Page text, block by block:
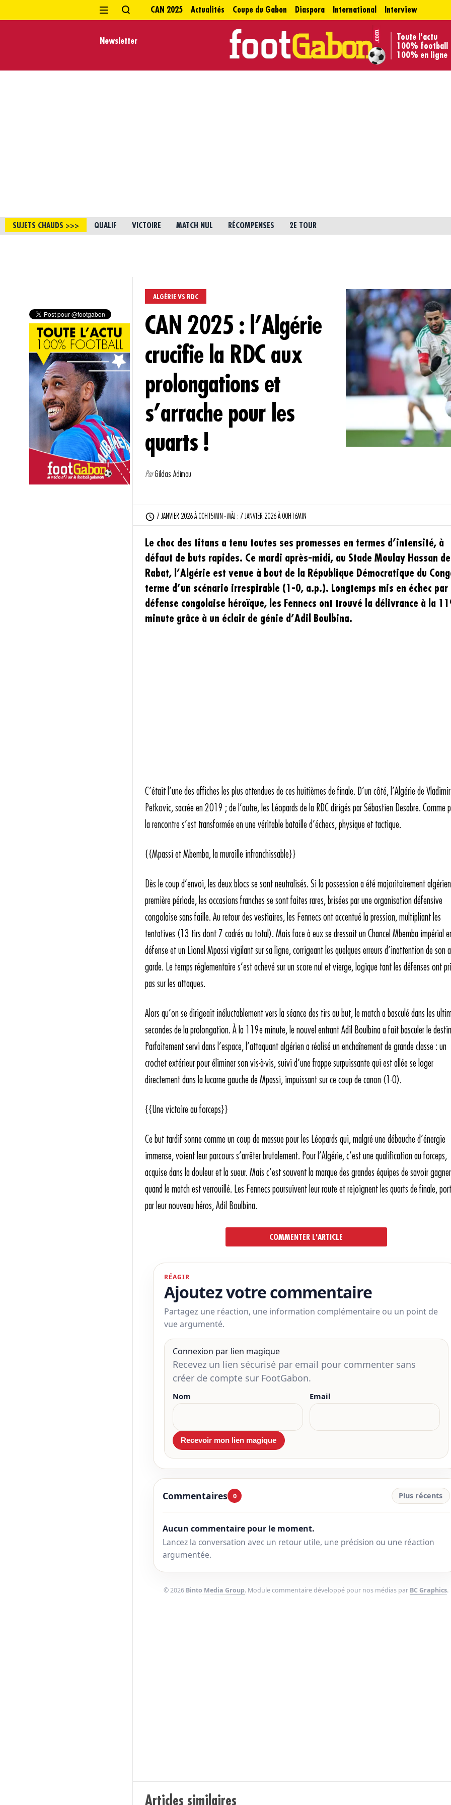
CAN 2025 Actualités Coupe du Gabon Diaspora International Interview
Newsletter
Toute l'actu
100% football
100% en ligne
SUJETS CHAUDS >>> QUALIF VICTOIRE MATCH NUL RÉCOMPENSES 2E TOUR
ALGÉRIE VS RDC
CAN 2025 : l’Algérie
crucifie la RDC aux
prolongations et
s’arrache pour les
quarts !
ParGildas Adimou
7 JANVIER 2026 À 00H15MIN - MÀJ : 7 JANVIER 2026 À 00H16MIN
Le choc des titans a tenu toutes ses promesses en termes d’intensité, à
défaut de buts rapides. Ce mardi après-midi, au Stade Moulay Hassan de
Rabat, l’Algérie est venue à bout de la République Démocratique du
terme d’un scénario irrespirable (1-0, a.p.). Longtemps mis en échec par
défense congolaise héroïque, les Fennecs ont trouvé la délivrance à la
minute grâce à un éclair de génie d’Adil Boulbina.
C’était l’une des affiches les plus attendues de ces huitièmes de finale. D’un côté, l’Algérie de Vladimir
Petkovic, sacrée en 2019 ; de l’autre, les Léopards de la RDC dirigés par Sébastien Desabre. Comme
la rencontre s’est transformée en une véritable bataille d’échecs, physique et tactique.
{{Mpassi et Mbemba, la muraille infranchissable}}
Dès le coup d’envoi, les deux blocs se sont neutralisés. Si la possession a été majoritairement
première période, les occasions franches se sont faites rares, brisées par une organisation défensive
congolaise sans faille. Au retour des vestiaires, les Fennecs ont accentué la pression, multipliant les
tentatives (13 tirs dont 7 cadrés au total). Mais face à eux se dressait un Chancel Mbemba impérial
défense et un Lionel Mpassi vigilant sur sa ligne, corrigeant les quelques erreurs d’inattention de son
garde. Le temps réglementaire s’est achevé sur un score nul et vierge, logique tant les défenses ont
pas sur les attaques.
Alors qu’on se dirigeait inéluctablement vers la séance des tirs au but, le match a basculé dans les
secondes de la prolongation. À la 119e minute, le nouvel entrant Adil Boulbina a fait basculer le
Parfaitement servi dans l’espace, l’attaquant algérien a réalisé un enchaînement de grande classe : un
crochet extérieur pour éliminer son vis-à-vis, suivi d’une frappe surpuissante qui est allée se loger
directement dans la lucarne gauche de Mpassi, impuissant sur ce coup de canon (1-0).
{{Une victoire au forceps}}
Ce but tardif sonne comme un coup de massue pour les Léopards qui, malgré une débauche d’énergie
immense, voient leur parcours s’arrêter brutalement. Pour l’Algérie, c’est une qualification au forceps,
acquise dans la douleur et la sueur. Mais c’est souvent la marque des grandes équipes de savoir gagner
quand le match est verrouillé. Les Fennecs poursuivent leur route et rejoignent les quarts de finale,
par leur nouveau héros, Adil Boulbina.
COMMENTER L'ARTICLE
RÉAGIR
Ajoutez votre commentaire
Partagez une réaction, une information complémentaire ou un point de
vue argumenté.
Connexion par lien magique
Recevez un lien sécurisé par email pour commenter sans
créer de compte sur FootGabon.
Nom Email
Commentaires 0 Plus récents
Aucun commentaire pour le moment.
Lancez la conversation avec un retour utile, une précision ou une réaction
argumentée.
© 2026 Binto Media Group. Module commentaire développé pour nos médias par BC Graphics.
Articles similaires